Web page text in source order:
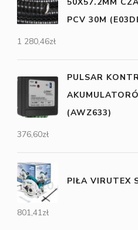
50X57.2MM
PCV 30M
1 280,46zł
PULSAR
(AWZ633)
376,60zł
PIŁA VIRUTEX
801,41zł